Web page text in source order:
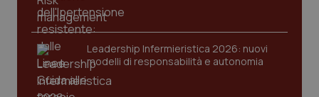
Leadership Infermieristica 2026: nuovi
modelli di responsabilità e autonomia
tracking-sites-ironfish-
tracking-enable
www.quotidianosanita.it